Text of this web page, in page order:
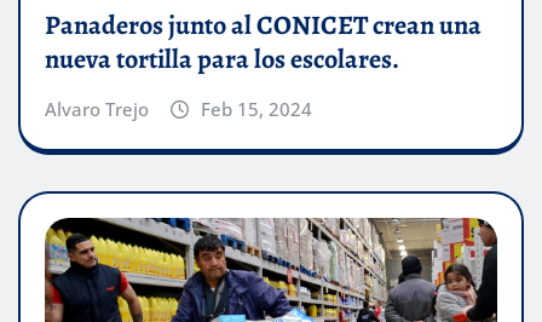
Panaderos junto al CONICET crean una
nueva tortilla para los escolares.
Alvaro Trejo Feb 15, 2024